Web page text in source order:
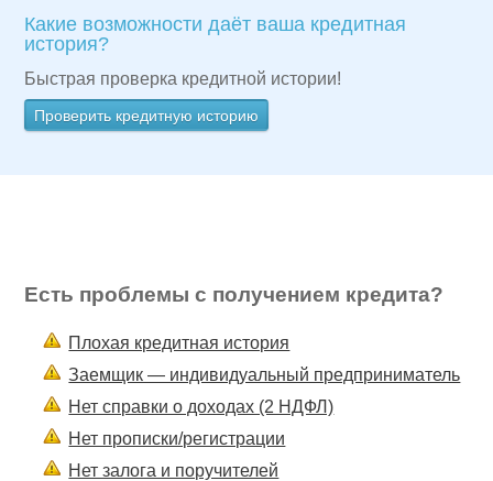
Какие возможности даёт ваша кредитная
история?
Быстрая проверка кредитной истории!
Проверить кредитную историю
Есть проблемы с получением кредита?
Плохая кредитная история
Заемщик — индивидуальный предприниматель
Нет справки о доходах (2 НДФЛ)
Нет прописки/регистрации
Нет залога и поручителей